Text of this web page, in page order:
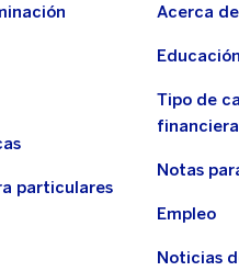
particulares
Acerca
Tipo de
financiera
Notas
Empleo
Noticias